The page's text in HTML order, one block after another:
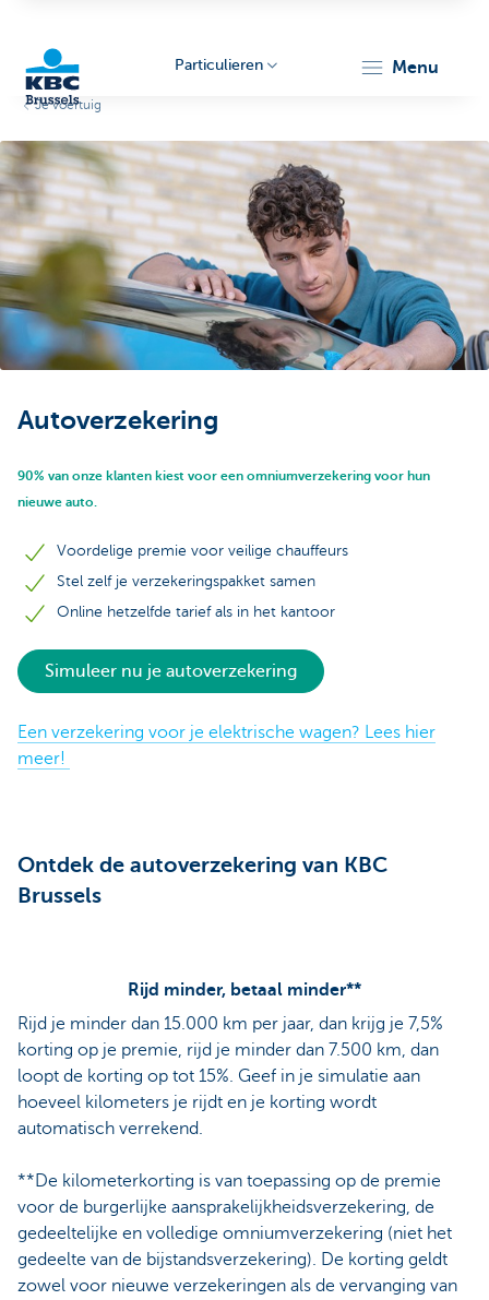
Brussels
Particulieren menu
Je voertuig
Autoverzekering
90% van onze klanten kiest voor een omniumverzekering voor hun
nieuwe auto.
Voordelige premie voor veilige chauffeurs
Stel zelf je verzekeringspakket samen
Online hetzelfde tarief als in het kantoor
Simuleer nu je autoverzekering
Een verzekering voor je elektrische wagen? Lees hier
meer!
Ontdek de autoverzekering van KBC
Brussels
Rijd minder, betaal minder**
Rijd je minder dan 15.000 km per jaar, dan krijg je 7,5%
korting op je premie, rijd je minder dan 7.500 km, dan
loopt de korting op tot 15%. Geef in je simulatie aan
hoeveel kilometers je rijdt en je korting wordt
automatisch verrekend.
**De kilometerkorting is van toepassing op de premie
voor de burgerlijke aansprakelijkheidsverzekering, de
gedeeltelijke en volledige omniumverzekering (niet het
gedeelte van de bijstandsverzekering). De korting geldt
zowel voor nieuwe verzekeringen als de vervanging van